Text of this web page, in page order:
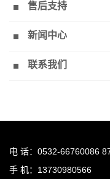
售后支持
新闻中心
联系我们
电 话：0532-66760086
手 机：13730980566